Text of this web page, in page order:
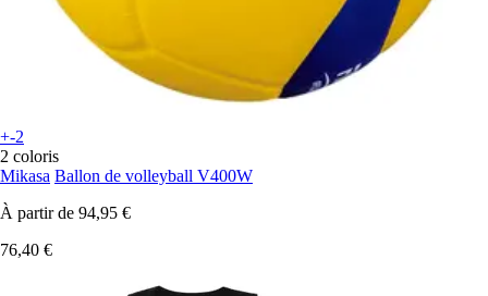
+-2
2 coloris
Mikasa Ballon de volleyball V400W
À partir de 94,95 €
76,40 €